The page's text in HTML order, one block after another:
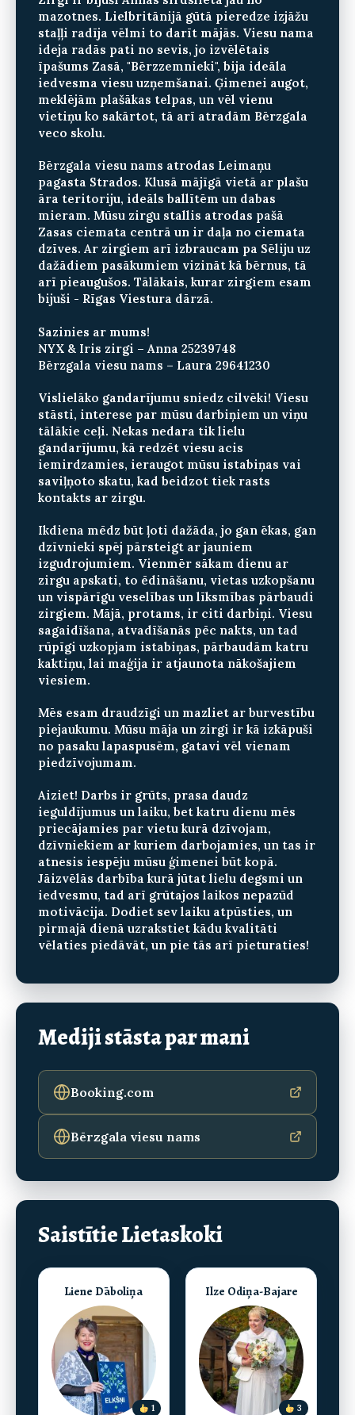
mazotnes. Lielbritānijā gūtā pieredze izjāžu
staļļi radīja vēlmi to darīt mājās. Viesu nama
ideja radās pati no sevis, jo izvēlētais
īpašums Zasā, "Bērzzemnieki", bija ideāla
iedvesma viesu uzņemšanai. Ģimenei augot,
meklējām plašākas telpas, un vēl vienu
vietiņu ko sakārtot, tā arī atradām Bērzgala
veco skolu.
Bērzgala viesu nams atrodas Leimaņu
pagasta Strados. Klusā mājīgā vietā ar plašu
āra teritoriju, ideāls ballītēm un dabas
mieram. Mūsu zirgu stallis atrodas pašā
Zasas ciemata centrā un ir daļa no ciemata
dzīves. Ar zirgiem arī izbraucam pa Sēliju uz
dažādiem pasākumiem vizināt kā bērnus, tā
arī pieaugušos. Tālākais, kurar zirgiem esam
bijuši - Rīgas Viestura dārzā.
Sazinies ar mums!
NYX & Iris zirgi – Anna 25239748
Bērzgala viesu nams – Laura 29641230
Vislielāko gandarījumu sniedz cilvēki! Viesu
stāsti, interese par mūsu darbiņiem un viņu
tālākie ceļi. Nekas nedara tik lielu
gandarījumu, kā redzēt viesu acis
iemirdzamies, ieraugot mūsu istabiņas vai
saviļņoto skatu, kad beidzot tiek rasts
kontakts ar zirgu.
Ikdiena mēdz būt ļoti dažāda, jo gan ēkas, gan
dzīvnieki spēj pārsteigt ar jauniem
izgudrojumiem. Vienmēr sākam dienu ar
zirgu apskati, to ēdināšanu, vietas uzkopšanu
un vispārīgu veselības un līksmības pārbaudi
zirgiem. Mājā, protams, ir citi darbiņi. Viesu
sagaidīšana, atvadīšanās pēc nakts, un tad
rūpīgi uzkopjam istabiņas, pārbaudām katru
kaktiņu, lai maģija ir atjaunota nākošajiem
viesiem.
Mēs esam draudzīgi un mazliet ar burvestību
piejaukumu. Mūsu māja un zirgi ir kā izkāpuši
no pasaku lapaspusēm, gatavi vēl vienam
piedzīvojumam.
Aiziet! Darbs ir grūts, prasa daudz
ieguldījumus un laiku, bet katru dienu mēs
priecājamies par vietu kurā dzīvojam,
dzīvniekiem ar kuriem darbojamies, un tas ir
atnesis iespēju mūsu ģimenei būt kopā.
Jāizvēlās darbība kurā jūtat lielu degsmi un
iedvesmu, tad arī grūtajos laikos nepazūd
motivācija. Dodiet sev laiku atpūsties, un
pirmajā dienā uzrakstiet kādu kvalitāti
vēlaties piedāvāt, un pie tās arī pieturaties!
Mediji stāsta par mani
Booking.com
Bērzgala viesu nams
Saistītie Lietaskoki
Liene Dāboliņa
1
Ilze Odiņa-Bajare
3